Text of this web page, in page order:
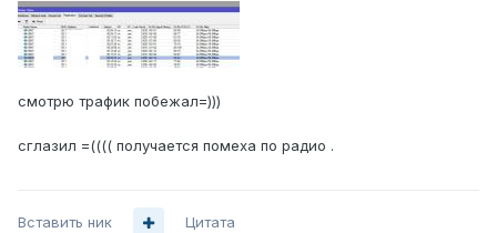
смотрю трафик побежал=)))
сглазил =(((( получается помеха по радио .
Вставить ник Цитата